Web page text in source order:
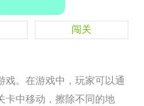
闯关
戏。在游戏中，玩家可以通
卡中移动，擦除不同的地